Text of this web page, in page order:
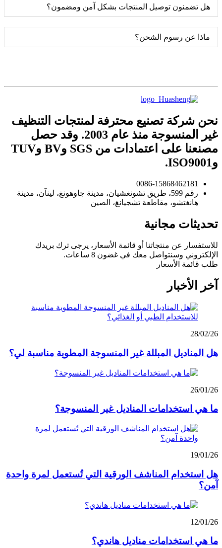
هل تضمنون توصيل المنتجات بشكل آمن ومضمون؟
ماذا عن رسوم الشحن؟
نحن شركة تصنيع محترفة لمنتجات التنظيف
غير المنسوجة منذ عام 2003. وقد حصل
مصنعنا على اعتمادات من SGS وBV وTUV
وISO9001.
0086-15868462181
رقم 599، طريق تشونغشيان، مدينة جاوهونغ، لينآن، مدينة
هانغتشو، مقاطعة تشجيانغ، الصين
تحديثات مجانية
للاستفسار عن منتجاتنا أو قائمة الأسعار، يرجى ترك بريدك
الإلكتروني وسنتواصل معك في غضون 8 ساعات.
طلب قائمة الأسعار
آخر الأخبار
28/02/26
هل المناديل المبللة غير المنسوجة المطوية مناسبة لي؟
26/01/26
ما هي استخدامات المناديل غير المنسوجة؟
19/01/26
هل استخدام المناشف الورقية التي تُستعمل لمرة واحدة
آمن؟
12/01/26
ما هي استخدامات مناديل هاندي؟